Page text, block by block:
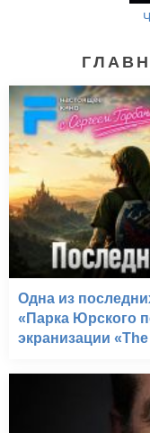
Одна из
«Парка Юрского
экранизации